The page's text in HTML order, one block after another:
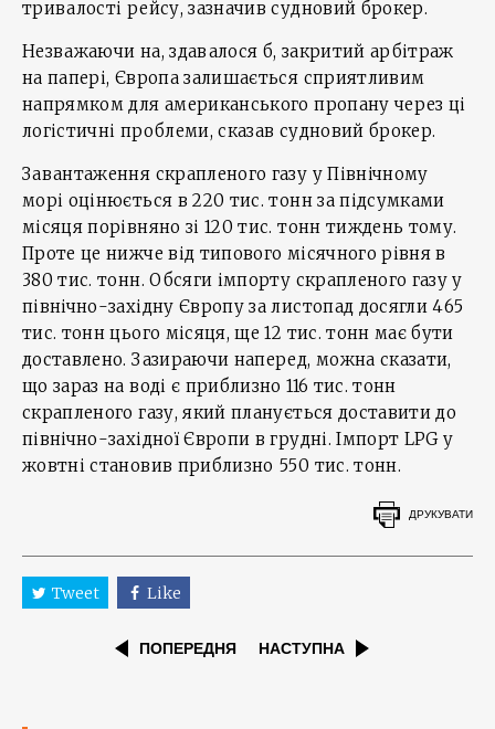
тривалості рейсу, зазначив судновий брокер.
Незважаючи на, здавалося б, закритий арбітраж
на папері, Європа залишається сприятливим
напрямком для американського пропану через ці
логістичні проблеми, сказав судновий брокер.
Завантаження скрапленого газу у Північному
морі оцінюється в 220 тис. тонн за підсумками
місяця порівняно зі 120 тис. тонн тиждень тому.
Проте це нижче від типового місячного рівня в
380 тис. тонн. Обсяги імпорту скрапленого газу у
північно-західну Європу за листопад досягли 465
тис. тонн цього місяця, ще 12 тис. тонн має бути
доставлено. Зазираючи наперед, можна сказати,
що зараз на воді є приблизно 116 тис. тонн
скрапленого газу, який планується доставити до
північно-західної Європи в грудні. Імпорт LPG у
жовтні становив приблизно 550 тис. тонн.
ДРУКУВАТИ
Tweet Like
ПОПЕРЕДНЯ НАСТУПНА